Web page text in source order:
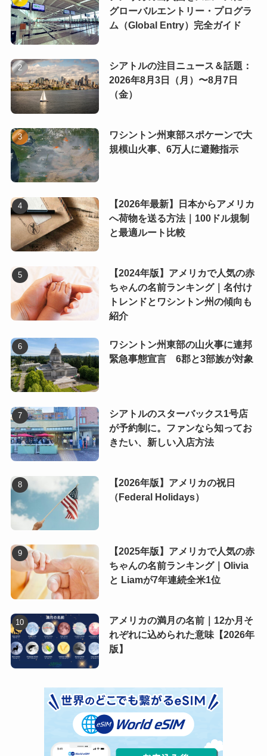
グローバルエントリー・プログラ
ム（Global Entry）完全ガイド
シアトルの注目ニュース＆話題：
2026年8月3日（月）〜8月7日
（金）
ワシントン州東部スポケーンで大
規模山火事、6万人に避難指示
【2026年最新】日本からアメリカ
へ荷物を送る方法｜100ドル規制
と最適ルート比較
【2024年版】アメリカで人気の赤
ちゃんの名前ランキング｜名付け
トレンドとワシントン州の傾向も
紹介
ワシントン州東部の山火事に連邦
緊急事態宣言 6郡と3部族が対象
シアトルのスターバックス1号店
が予約制に。ファンなら知ってお
きたい、新しい入店方法
【2026年版】アメリカの祝日
（Federal Holidays）
【2025年版】アメリカで人気の赤
ちゃんの名前ランキング｜Olivia
と Liamが7年連続全米1位
アメリカの満月の名前｜12か月そ
れぞれに込められた意味【2026年
版】